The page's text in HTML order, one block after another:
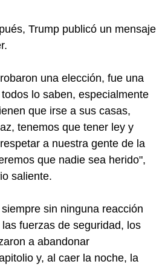
Trump publicó un mensaje
una elección, fue una
lo saben, especialmente
que irse a sus casas,
tenemos que tener ley y
a nuestra gente de la
que nadie sea herido",
saliente.
sin ninguna reacción
fuerzas de seguridad, los
a abandonar
y, al caer la noche, la